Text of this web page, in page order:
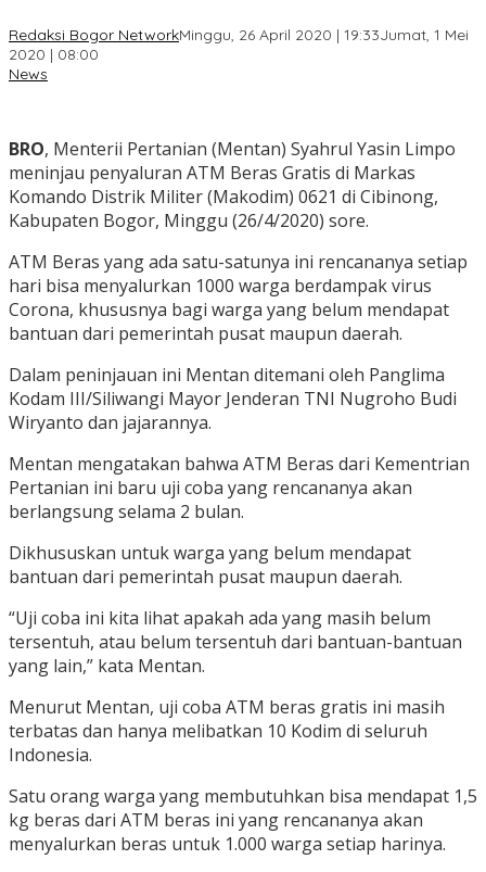
Redaksi Bogor NetworkMinggu, 26 April 2020 | 19:33Jumat, 1 Mei
2020 | 08:00
News
BRO, Menterii Pertanian (Mentan) Syahrul Yasin Limpo
meninjau penyaluran ATM Beras Gratis di Markas
Komando Distrik Militer (Makodim) 0621 di Cibinong,
Kabupaten Bogor, Minggu (26/4/2020) sore.
ATM Beras yang ada satu-satunya ini rencananya setiap
hari bisa menyalurkan 1000 warga berdampak virus
Corona, khususnya bagi warga yang belum mendapat
bantuan dari pemerintah pusat maupun daerah.
Dalam peninjauan ini Mentan ditemani oleh Panglima
Kodam III/Siliwangi Mayor Jenderan TNI Nugroho Budi
Wiryanto dan jajarannya.
Mentan mengatakan bahwa ATM Beras dari Kementrian
Pertanian ini baru uji coba yang rencananya akan
berlangsung selama 2 bulan.
Dikhususkan untuk warga yang belum mendapat
bantuan dari pemerintah pusat maupun daerah.
“Uji coba ini kita lihat apakah ada yang masih belum
tersentuh, atau belum tersentuh dari bantuan-bantuan
yang lain,” kata Mentan.
Menurut Mentan, uji coba ATM beras gratis ini masih
terbatas dan hanya melibatkan 10 Kodim di seluruh
Indonesia.
Satu orang warga yang membutuhkan bisa mendapat 1,5
kg beras dari ATM beras ini yang rencananya akan
menyalurkan beras untuk 1.000 warga setiap harinya.